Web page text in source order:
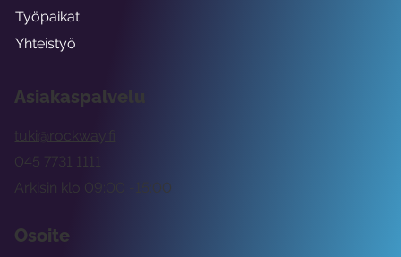
Asiakaspalvelu
tuki@rockway.fi
Arkisin klo 09:00 -15:00
045 7731 1111
Osoite
Työpaikat
Yhteistyö